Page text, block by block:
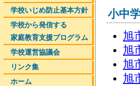
学校いじめ防止基本方針
学校から発信する
家庭教育支援プログラム
学校運営協議会
リンク集
ホーム
小中
旭
旭
旭
旭